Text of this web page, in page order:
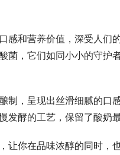
感和营养价值，深受人们
菌，它们如同小小的守护
制，呈现出丝滑细腻的口
酵的工艺，保留了酸奶
让你在品味浓醇的同时，